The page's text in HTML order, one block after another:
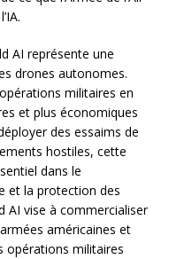
AI représente une
drones autonomes.
militaires en
et plus économiques
des essaims de
hostiles, cette
dans le
et la protection des
AI vise à commercialiser
américaines et
opérations militaires